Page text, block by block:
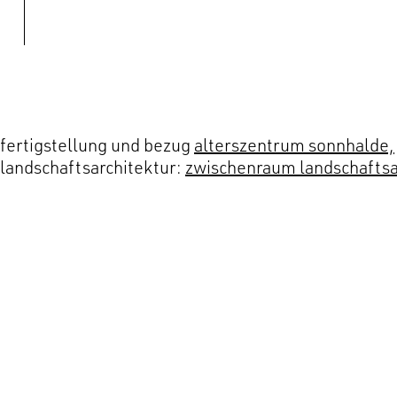
fertigstellung und bezug alterszentrum sonnhalde,
landschaftsarchitektur: zwischenraum